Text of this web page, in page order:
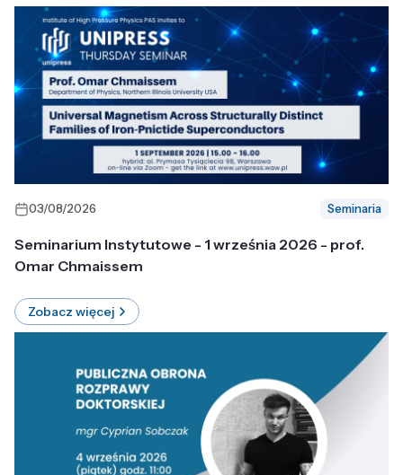
03/08/2026 Seminaria
Seminarium Instytutowe - 1 września 2026 - prof.
Omar Chmaissem
Zobacz więcej